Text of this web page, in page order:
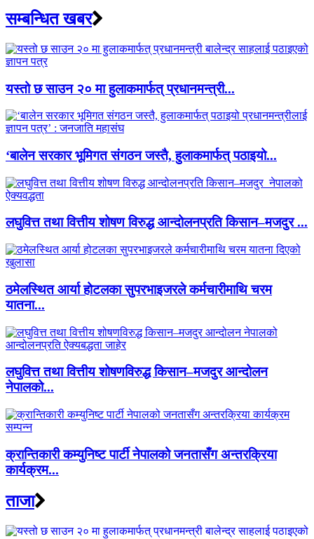
सम्बन्धित खबर
यस्तो छ साउन २० मा हुलाकमार्फत् प्रधानमन्त्री...
‘बालेन सरकार भूमिगत संगठन जस्तै, हुलाकमार्फत् पठाइयो...
लघुवित्त तथा वित्तीय शोषण विरुद्ध आन्दोलनप्रति किसान–मजदुर ...
ठमेलस्थित आर्या होटलका सुपरभाइजरले कर्मचारीमाथि चरम
यातना...
लघुवित्त तथा वित्तीय शोषणविरुद्ध किसान–मजदुर आन्दोलन
नेपालको...
क्रान्तिकारी कम्युनिष्ट पार्टी नेपालको जनतासँग अन्तरक्रिया
कार्यक्रम...
ताजा